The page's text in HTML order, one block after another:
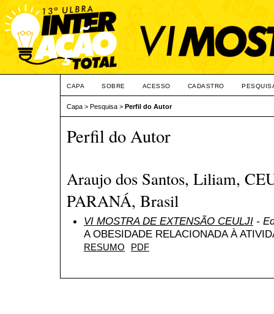
CAPA SOBRE ACESSO CADASTRO
Capa > Pesquisa > Perfil do Autor
Perfil do Autor
Araujo dos Santos, Liliam,
PARANÁ, Brasil
VI MOSTRA DE EXTENSÃO CEULJI -
A OBESIDADE RELACIONADA À
RESUMO PDF